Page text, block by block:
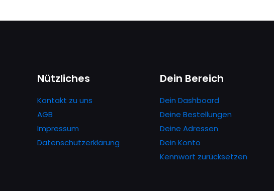
Nützliches
Kontakt zu uns
AGB
Impressum
Datenschutzerklärung
Dein Bereich
Dein Dashboard
Deine Bestellungen
Deine Adressen
Dein Konto
Kennwort zurücksetzen